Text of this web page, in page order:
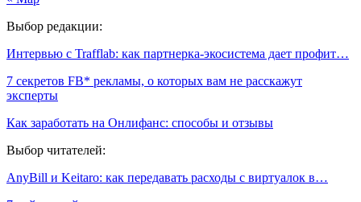
Выбор редакции:
Интервью с Trafflab: как партнерка-экосистема дает профит…
7 cекретов FB* рекламы, о которых вам не расскажут
эксперты
Как заработать на Онлифанс: способы и отзывы
Выбор читателей:
AnyBill и Keitaro: как передавать расходы с виртуалок в…